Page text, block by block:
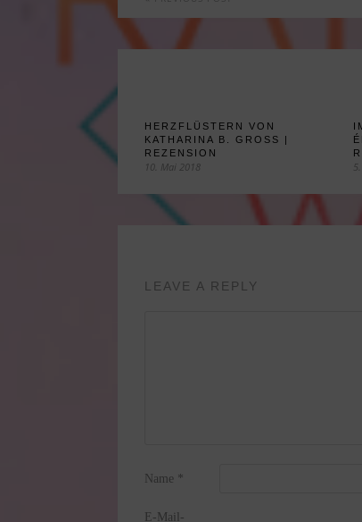
HERZFLÜSTERN VON
KATHARINA B. GROSS |
REZENSION
10. Mai 2018
LEAVE A REPLY
Name *
E-Mail-